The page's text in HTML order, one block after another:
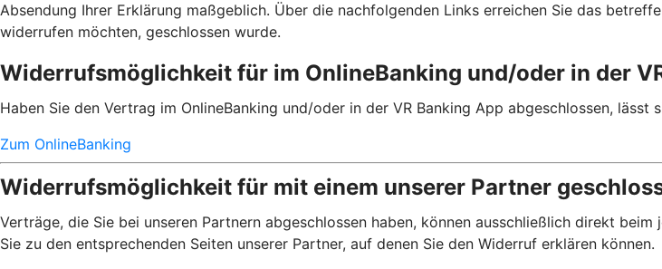
Absendung Ihrer Erklärung maßgeblich. Über die nachfolgenden Links erreichen Sie das
widerrufen möchten, geschlossen wurde.
Widerrufsmöglichkeit für im OnlineBanking und/oder in der
Haben Sie den Vertrag im OnlineBanking und/oder in der VR Banking App abgeschlossen,
Zum OnlineBanking
Widerrufsmöglichkeit für mit einem unserer Partner
Verträge, die Sie bei unseren Partnern abgeschlossen haben, können ausschließlich direkt
Sie zu den entsprechenden Seiten unserer Partner, auf denen Sie den Widerruf erklären können.